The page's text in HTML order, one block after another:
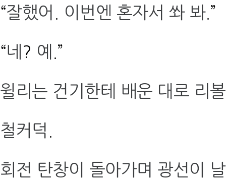
“잘했어 이번엔 혼자서 쏴 봐.”
“네 ? 예 .”
윌리는 건기한테 배운 대로 리
철커덕
회전 탄창이 돌아가며 광선이